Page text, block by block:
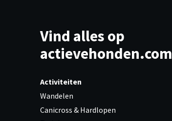
Vind alles op
actievehonden.com
Activiteiten
Wandelen
Canicross & Hardlopen